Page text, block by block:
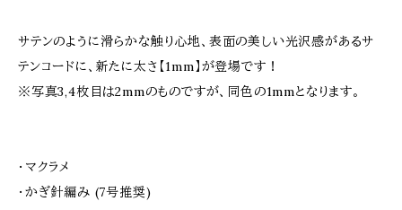
サテンのように滑らかな触り心地、表面の美しい光沢感があるサ
テンコードに、新たに太さ【1mm】が登場です！
※写真3,4枚目は2mmのものですが、同色の1mmとなります。
・マクラメ
・かぎ針編み (7号推奨)